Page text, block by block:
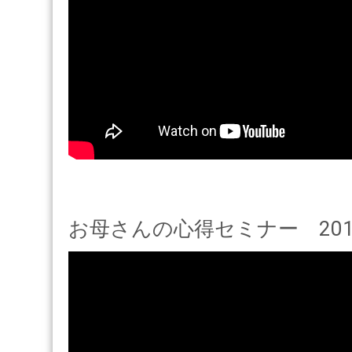
お母さんの心得セミナー